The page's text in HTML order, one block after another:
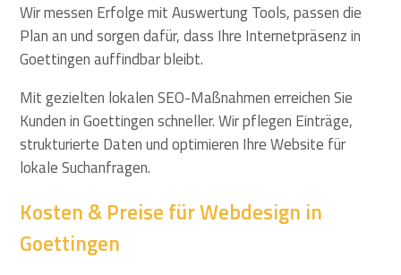
Wir messen Erfolge mit Auswertung Tools, passen die
Plan an und sorgen dafür, dass Ihre Internetpräsenz in
Goettingen auffindbar bleibt.
Mit gezielten lokalen SEO-Maßnahmen erreichen Sie
Kunden in Goettingen schneller. Wir pflegen Einträge,
strukturierte Daten und optimieren Ihre Website für
lokale Suchanfragen.
Kosten & Preise für Webdesign in
Goettingen